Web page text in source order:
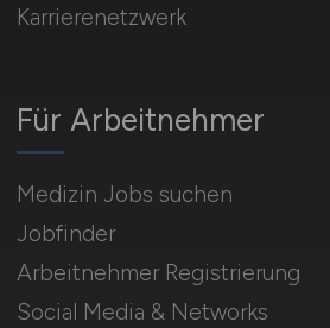
Für Arbeitnehmer
Medizin Jobs suchen
Jobfinder
Arbeitnehmer Registrierung
Social Media & Networks
Karrierenetzwerk